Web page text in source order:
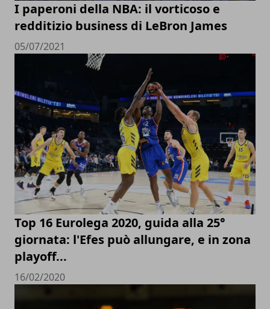
I paperoni della NBA: il vorticoso e
redditizio business di LeBron James
05/07/2021
Top 16 Eurolega 2020, guida alla 25°
giornata: l'Efes può allungare, e in zona
playoff...
16/02/2020